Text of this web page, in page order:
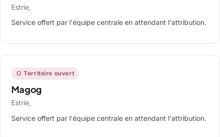
Estrie,
Service offert par l'équipe centrale en attendant l'attribution.
○ Territoire ouvert
Magog
Estrie,
Service offert par l'équipe centrale en attendant l'attribution.